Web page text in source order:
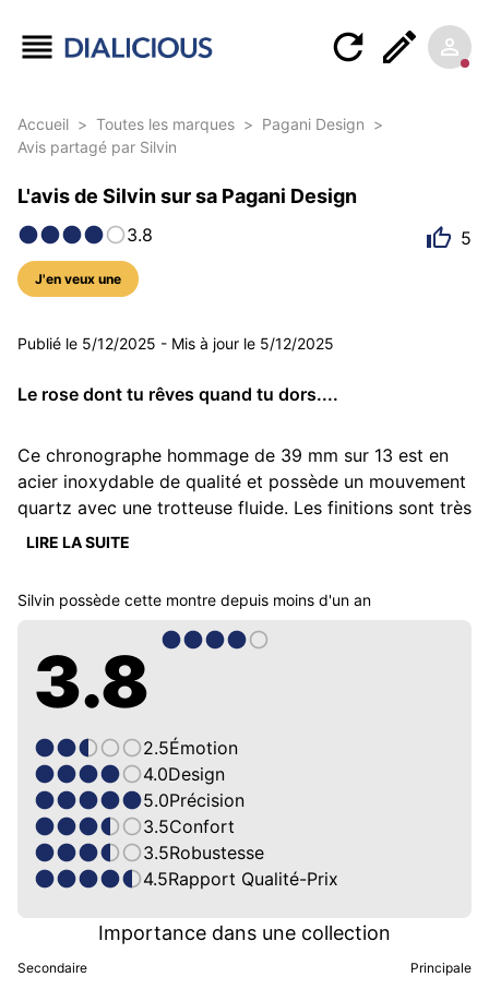
Accueil > Toutes les marques > Pagani Design >
Avis partagé par Silvin
L'avis de Silvin sur sa Pagani Design
3.8
J'en veux une
5
5 photos
Publié le 5/12/2025 - Mis à jour le 5/12/2025
Le rose dont tu rêves quand tu dors....
Ce chronographe hommage de 39 mm sur 13 est en
acier inoxydable de qualité et possède un mouvement
quartz avec une trotteuse fluide. Les finitions sont très
correctes. Le cadran présente de jolies finitions avec
LIRE LA SUITE
Silvin possède cette montre depuis moins d'un an
3.8
2.5Émotion
4.0Design
5.0Précision
3.5Confort
3.5Robustesse
4.5Rapport Qualité-Prix
Secondaire
Importance dans une collection
Principale